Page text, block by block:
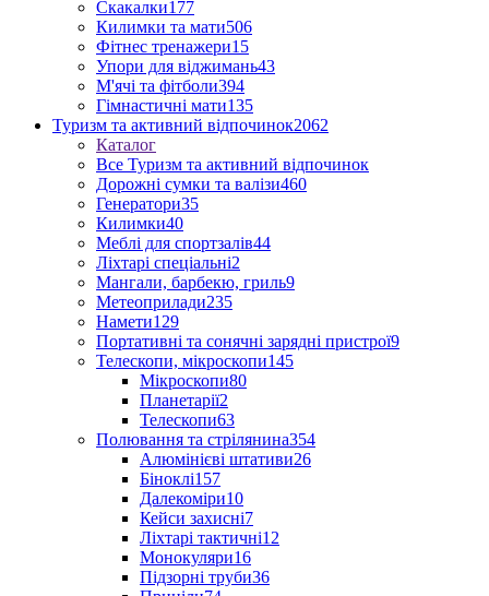
Скакалки177
Килимки та мати506
Фітнес тренажери15
Упори для віджимань43
М'ячі та фітболи394
Гімнастичні мати135
Туризм та активний відпочинок2062
Каталог
Все Туризм та активний відпочинок
Дорожні сумки та валізи460
Генератори35
Килимки40
Меблі для спортзалів44
Ліхтарі спеціальні2
Мангали, барбекю, гриль9
Метеоприлади235
Намети129
Портативні та сонячні зарядні пристрої9
Телескопи, мікроскопи145
Мікроскопи80
Планетарії2
Телескопи63
Полювання та стрілянина354
Алюмінієві штативи26
Біноклі157
Далекоміри10
Кейси захисні7
Ліхтарі тактичні12
Монокуляри16
Підзорні труби36